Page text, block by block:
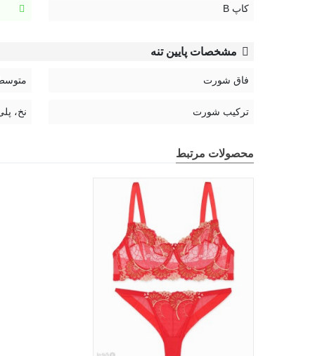
کاپ B
مشخصات پایین تنه
فاق شورت
ترکیب شورت نخ،
محصولات مرتبط